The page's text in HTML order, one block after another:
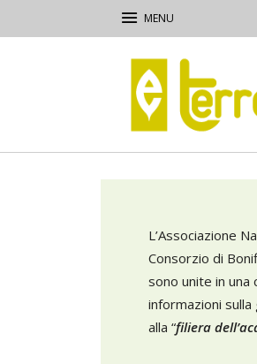
e
Vita
L’Associazione
Consorzio di
sono unite in
informazioni
alla “filiera